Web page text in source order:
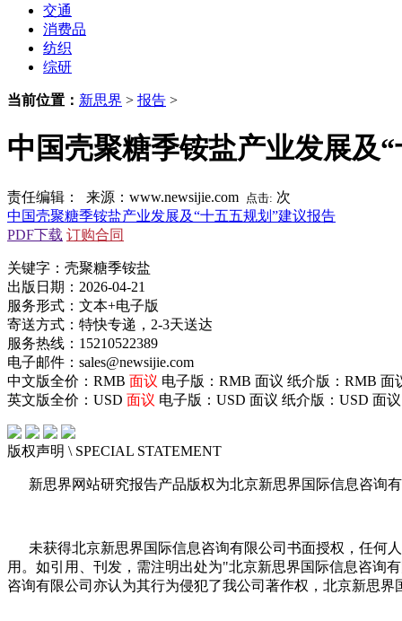
交通
消费品
纺织
综研
当前位置： 新思界 > 报告 >
中国壳聚糖季铵盐产业发展及
责任编辑： 来源：www.newsijie.com 点击: 次
中国壳聚糖季铵盐产业发展及“十五五规划”建议报告
PDF下载 订购合同
关键字：壳聚糖季铵盐
出版日期：2026-04-21
服务形式：文本+电子版
寄送方式：特快专递，2-3天送达
服务热线：15210522389
电子邮件：sales@newsijie.com
中文版全价：RMB 面议 电子版：RMB 面议 纸介版：RMB 面
英文版全价：USD 面议 电子版：USD 面议 纸介版：USD 面议
版权声明 \ SPECIAL STATEMENT
新思界网站研究报告产品版权为北京新思界国际信息咨询
未获得北京新思界国际信息咨询有限公司书面授权，任何
用。如引用、刊发，需注明出处为"北京新思界国际信息咨询
咨询有限公司亦认为其行为侵犯了我公司著作权，北京新思